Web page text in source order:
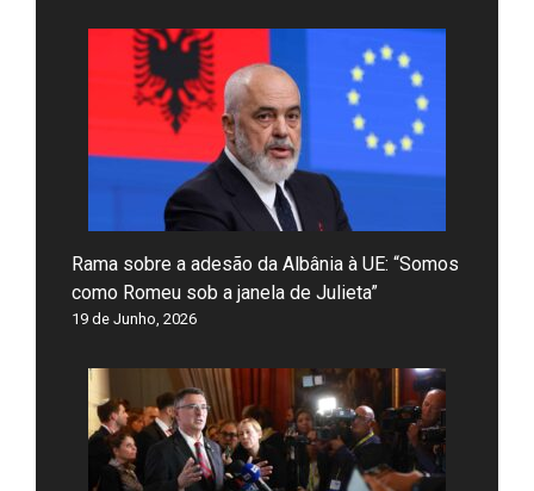
Rama sobre a adesão da Albânia à UE: “Somos
como Romeu sob a janela de Julieta”
19 de Junho, 2026